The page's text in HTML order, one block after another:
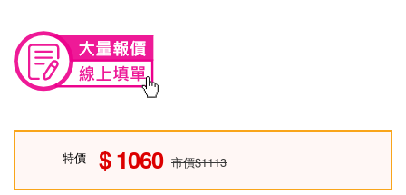
特價 1060 市價$1113